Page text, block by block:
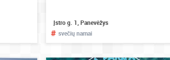
Įstro g. 1, Panevėžys
# svečių namai